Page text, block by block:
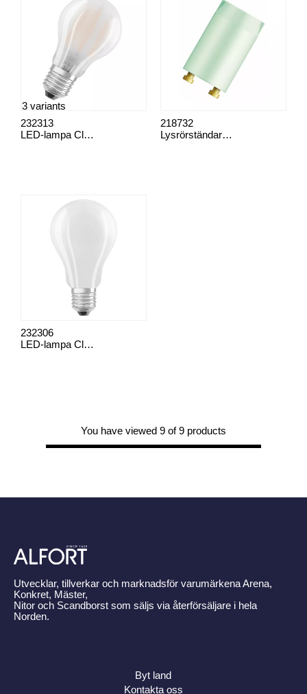
LED-lampa Classic E27
232313
3 variants
Lysrörständare, st151 4-22w
218732
LED-lampa Classic E27
232306
You have viewed 9 of 9 products
Utvecklar, tillverkar och marknadsför varumärkena Arena,
Konkret, Mäster,
Nitor och Scandborst som säljs via återförsäljare i hela
Norden.
Byt land
Kontakta oss